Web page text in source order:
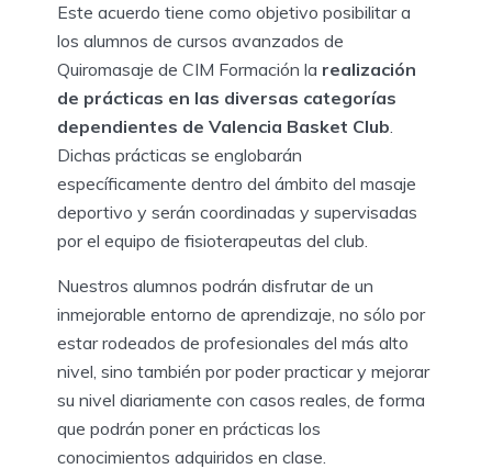
Este acuerdo tiene como objetivo posibilitar a
los alumnos de cursos avanzados de
Quiromasaje de CIM Formación la realización
de prácticas en las diversas categorías
dependientes de Valencia Basket Club.
Dichas prácticas se englobarán
específicamente dentro del ámbito del masaje
deportivo y serán coordinadas y supervisadas
por el equipo de fisioterapeutas del club.
Nuestros alumnos podrán disfrutar de un
inmejorable entorno de aprendizaje, no sólo por
estar rodeados de profesionales del más alto
nivel, sino también por poder practicar y mejorar
su nivel diariamente con casos reales, de forma
que podrán poner en prácticas los
conocimientos adquiridos en clase.